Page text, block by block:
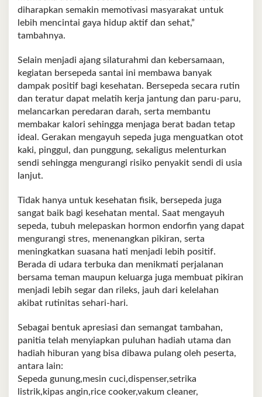
diharapkan semakin memotivasi masyarakat untuk
lebih mencintai gaya hidup aktif dan sehat,”
tambahnya.
Selain menjadi ajang silaturahmi dan kebersamaan,
kegiatan bersepeda santai ini membawa banyak
dampak positif bagi kesehatan. Bersepeda secara rutin
dan teratur dapat melatih kerja jantung dan paru‑paru,
melancarkan peredaran darah, serta membantu
membakar kalori sehingga menjaga berat badan tetap
ideal. Gerakan mengayuh sepeda juga menguatkan otot
kaki, pinggul, dan punggung, sekaligus melenturkan
sendi sehingga mengurangi risiko penyakit sendi di usia
lanjut.
Tidak hanya untuk kesehatan fisik, bersepeda juga
sangat baik bagi kesehatan mental. Saat mengayuh
sepeda, tubuh melepaskan hormon endorfin yang dapat
mengurangi stres, menenangkan pikiran, serta
meningkatkan suasana hati menjadi lebih positif.
Berada di udara terbuka dan menikmati perjalanan
bersama teman maupun keluarga juga membuat pikiran
menjadi lebih segar dan rileks, jauh dari kelelahan
akibat rutinitas sehari‑hari.
Sebagai bentuk apresiasi dan semangat tambahan,
panitia telah menyiapkan puluhan hadiah utama dan
hadiah hiburan yang bisa dibawa pulang oleh peserta,
antara lain:
Sepeda gunung,mesin cuci,dispenser,setrika
listrik,kipas angin,rice cooker,vakum cleaner,